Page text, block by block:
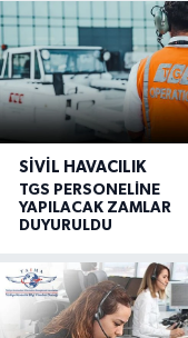
SIVIL HAVACILIK
TGS PERSONELİNE
YAPILACAK ZAMLAR
DUYURULDU